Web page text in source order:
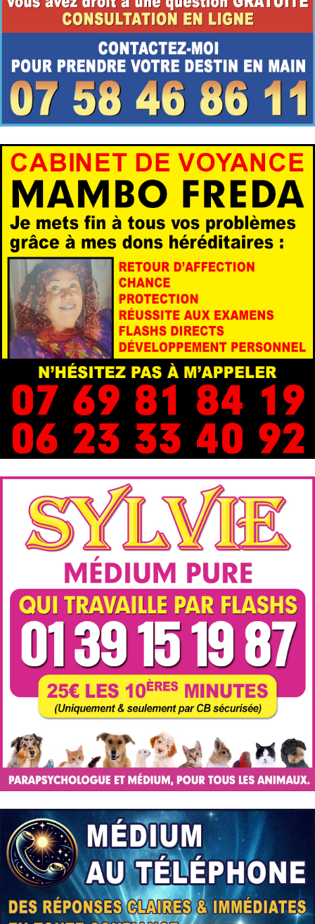
Cabinet Voyance
Voyance en ligne sérieuse sans attente
Cabinet Voyance par téléphone
Voyance sérieuse par téléphone avec une voyante
médium
Cabinet de Voyance
Voyance par téléphone en direct avec des voyants
tarologues professionnels